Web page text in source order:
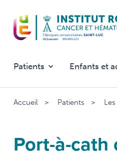
contenu
principal
Patients Enfants et
Accueil Patients
Port-à-cath